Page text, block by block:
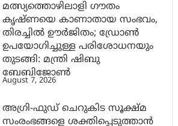
മത്സ്യത്തൊഴിലാളി ഗൗതം
കൃഷ്ണയെ കാണാതായ സംഭവം,
തിരച്ചിൽ ഊർജിതം; ഡ്രോണ്‍
ഉപയോഗിച്ചുള്ള പരിശോധനയും
തുടങ്ങി: മന്ത്രി ഷിബു
ബേബിജോണ്‍
August 7, 2026
അഗ്രി-ഫുഡ് ചെറുകിട സൂക്ഷ്മ
സംരംഭങ്ങളെ ശക്തിപ്പെടുത്താന്‍